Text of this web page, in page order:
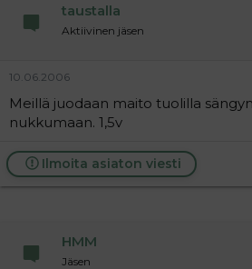
taustalla
Aktiivinen jäsen
10.06.2006
Meillä juodaan maito tuolilla
nukkumaan. 1,5v
Ilmoita asiaton viesti
HMM
Jäsen